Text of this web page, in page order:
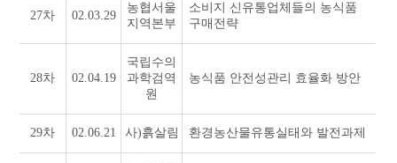
27차 02.03.29
농협서울
지역본부
소비지 신유통업체들의 농식품
구매전략
28차 02.04.19
국립수의
과학검역
원
농식품 안전성관리 효율화 방안
29차 02.06.21 사)흙살림 환경농산물유통실태와 발전과제